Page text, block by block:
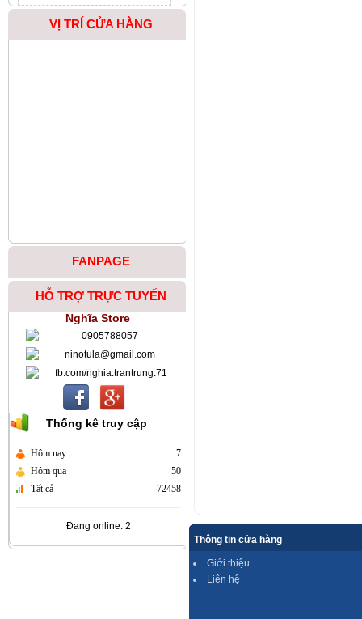
VỊ TRÍ CỬA HÀNG
FANPAGE
HỖ TRỢ TRỰC TUYẾN
Nghĩa Store
0905788057
ninotula@gmail.com
fb.com/nghia.trantrung.71
Thống kê truy cập
Hôm nay
7
Hôm qua
50
Tất cả
72458
Đang online: 2
Thông tin cửa hàng
Giới thiệu
Liên hệ